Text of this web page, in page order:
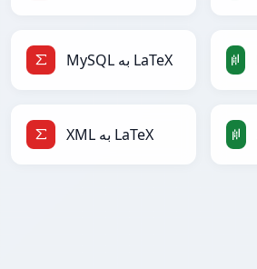
MySQL به LaTeX
XML به LaTeX